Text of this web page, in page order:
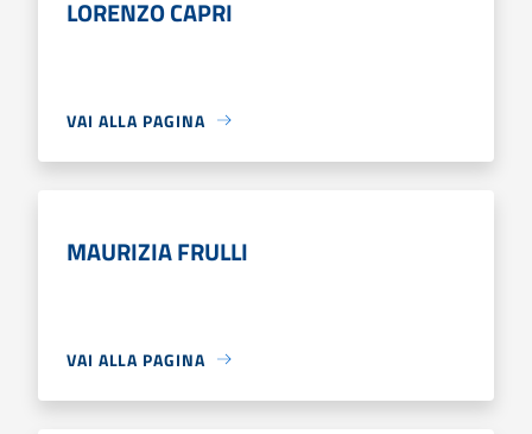
LORENZO CAPRI
VAI ALLA PAGINA
MAURIZIA FRULLI
VAI ALLA PAGINA